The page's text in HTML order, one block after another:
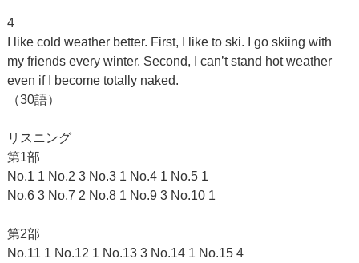
4
I like cold weather better. First, I like to ski. I go skiing with
my friends every winter. Second, I can’t stand hot weather
even if I become totally naked.
（30語）
リスニング
第1部
No.1 1 No.2 3 No.3 1 No.4 1 No.5 1
No.6 3 No.7 2 No.8 1 No.9 3 No.10 1
第2部
No.11 1 No.12 1 No.13 3 No.14 1 No.15 4